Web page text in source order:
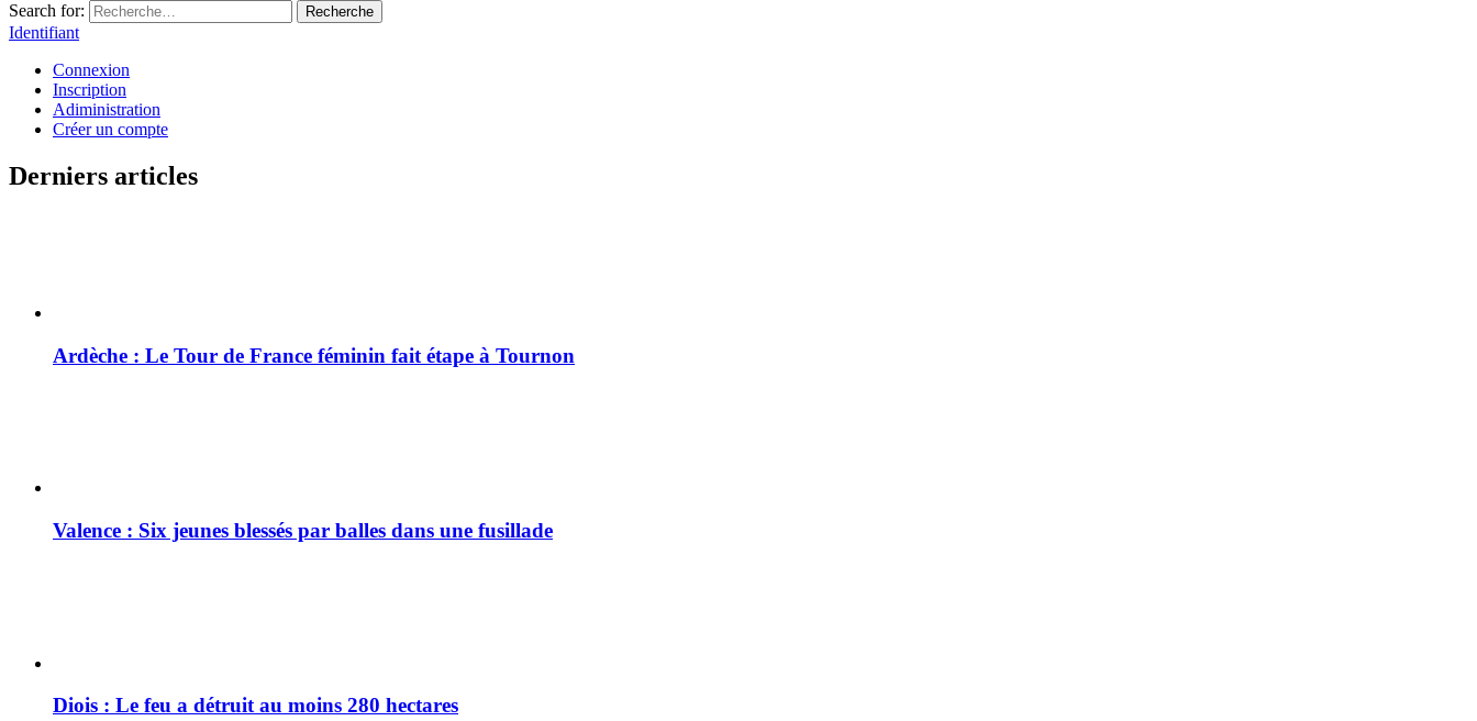
Search for:
Recherche
Identifiant
Connexion
Inscription
Adiministration
Créer un compte
Derniers articles
Ardèche : Le Tour de France féminin fait étape à Tournon
Valence : Six jeunes blessés par balles dans une fusillade
Diois : Le feu a détruit au moins 280 hectares